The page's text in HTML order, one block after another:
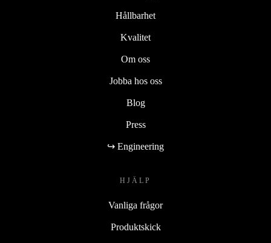
Hållbarhet
Kvalitet
Om oss
Jobba hos oss
Blog
Press
↪ Engineering
HJÄLP
Vanliga frågor
Produktskick